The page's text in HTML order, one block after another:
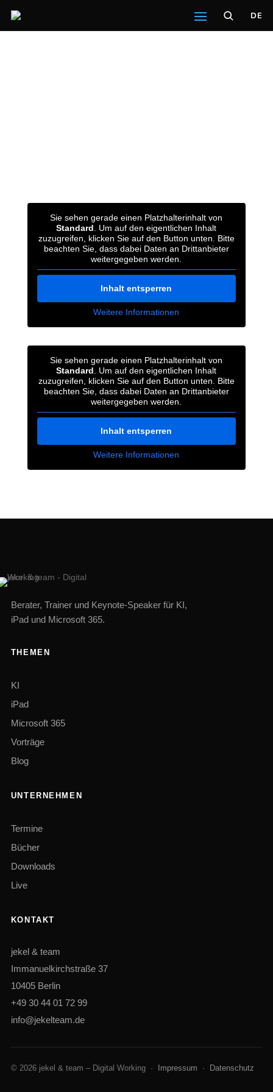
DE
Sie sehen gerade einen Platzhalterinhalt von
Standard . Um auf den eigentlichen Inhalt
zuzugreifen, klicken Sie auf den Button unten. Bitte
beachten Sie, dass dabei Daten an Drittanbieter
weitergegeben werden.
Inhalt entsperren
Weitere Informationen
Sie sehen gerade einen Platzhalterinhalt von
Standard . Um auf den eigentlichen Inhalt
zuzugreifen, klicken Sie auf den Button unten. Bitte
beachten Sie, dass dabei Daten an Drittanbieter
weitergegeben werden.
Inhalt entsperren
Weitere Informationen
Berater, Trainer und Keynote-Speaker für KI,
iPad und Microsoft 365.
THEMEN
KI
iPad
Microsoft 365
Vorträge
Blog
UNTERNEHMEN
Termine
Bücher
Downloads
Live
KONTAKT
jekel & team
Immanuelkirchstraße 37
10405 Berlin
+49 30 44 01 72 99
info@jekelteam.de
© 2026 jekel & team – Digital Working · Impressum · Datenschutz